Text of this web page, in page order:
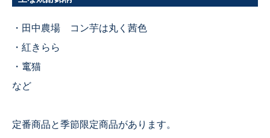
・田中農場 コン芋は丸く茜色
・紅きらら
・竃猫
など
定番商品と季節限定商品があります。